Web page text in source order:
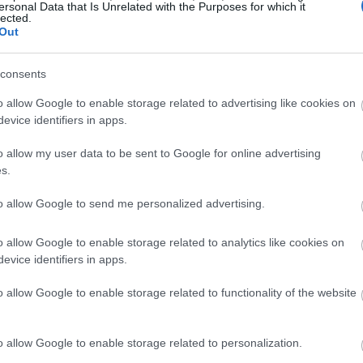
Data that Is Unrelated with the Purposes for which it
allow Google to enable storage related to advertising like cookies on
identifiers in apps.
allow my user data to be sent to Google for online advertising
allow Google to send me personalized advertising.
allow Google to enable storage related to analytics like cookies on
identifiers in apps.
allow Google to enable storage related to functionality of the website
allow Google to enable storage related to personalization.
έρωτα της ζωής.
σας.
και ποια όχι.
και ποια όχι κι έτσι μπορεί να σας σώσει από
σας στηρίζει.